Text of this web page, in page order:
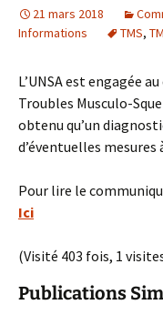
21 mars 2018
Informations
TMS,
L’UNSA est engagée
Troubles Musculo-
obtenu qu’un
d’éventuelles mesures
Pour lire le
Ici
(Visité 403 fois, 1
Publications